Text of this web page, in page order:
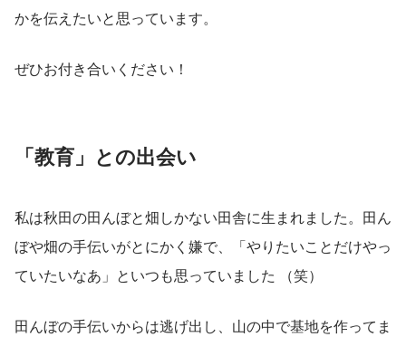
かを伝えたいと思っています。
ぜひお付き合いください！
「教育」との出会い
私は秋田の田んぼと畑しかない田舎に生まれました。田ん
ぼや畑の手伝いがとにかく嫌で、「やりたいことだけやっ
ていたいなあ」といつも思っていました （笑）
田んぼの手伝いからは逃げ出し、山の中で基地を作ってま